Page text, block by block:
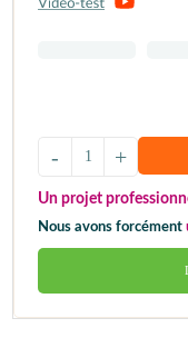
+
-
Un projet
Nous avons forcément